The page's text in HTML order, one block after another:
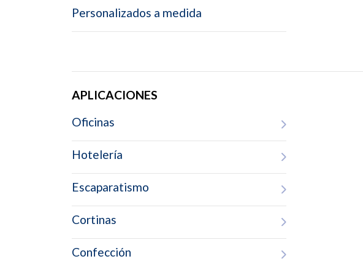
Personalizados a medida
APLICACIONES
Oficinas
Hotelería
Escaparatismo
Cortinas
Confección